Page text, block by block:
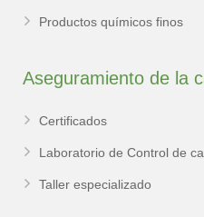
Productos químicos finos
Aseguramiento de la
Certificados
Laboratorio de Control de
Taller especializado